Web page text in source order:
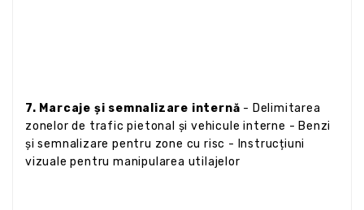
7. Marcaje și semnalizare internă - Delimitarea
zonelor de trafic pietonal și vehicule interne - Benzi
și semnalizare pentru zone cu risc - Instrucțiuni
vizuale pentru manipularea utilajelor